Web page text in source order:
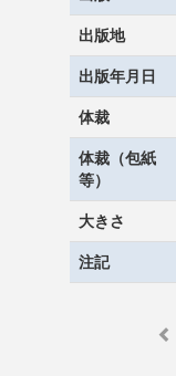
出版地
出版年月日
体裁
体裁（包紙
等）
大きさ
注記